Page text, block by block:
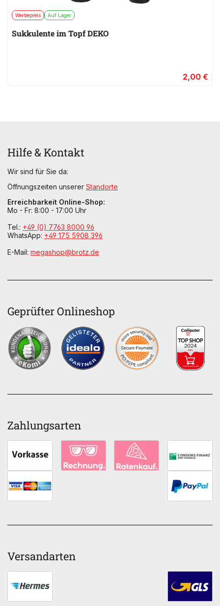
Werbepreis Auf Lager
Sukkulente im Topf DEKO
2,00 €
Hilfe & Kontakt
Wir sind für Sie da:
Öffnungszeiten unserer Standorte
Erreichbarkeit Online-Shop:
Mo - Fr: 8:00 - 17:00 Uhr
Tel.: +49 (0) 7763 8000 96
WhatsApp: +49 175 5908 396
E-Mail: megashop@brotz.de
Geprüfter Onlineshop
Zahlungsarten
Versandarten